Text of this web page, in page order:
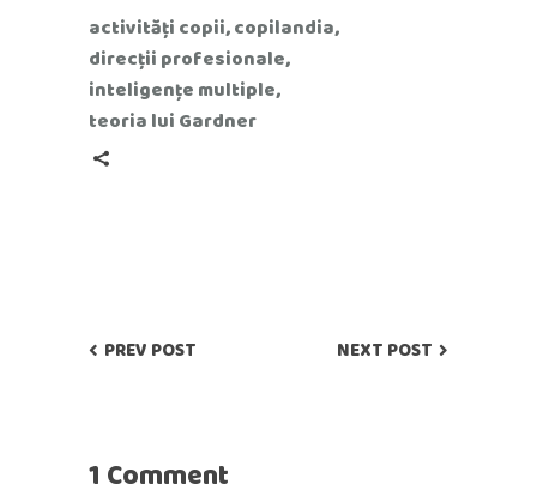
activități copii,copilandia,
direcții profesionale,
inteligențe multiple,
teoria lui Gardner
PREV POST NEXT POST
1 Comment